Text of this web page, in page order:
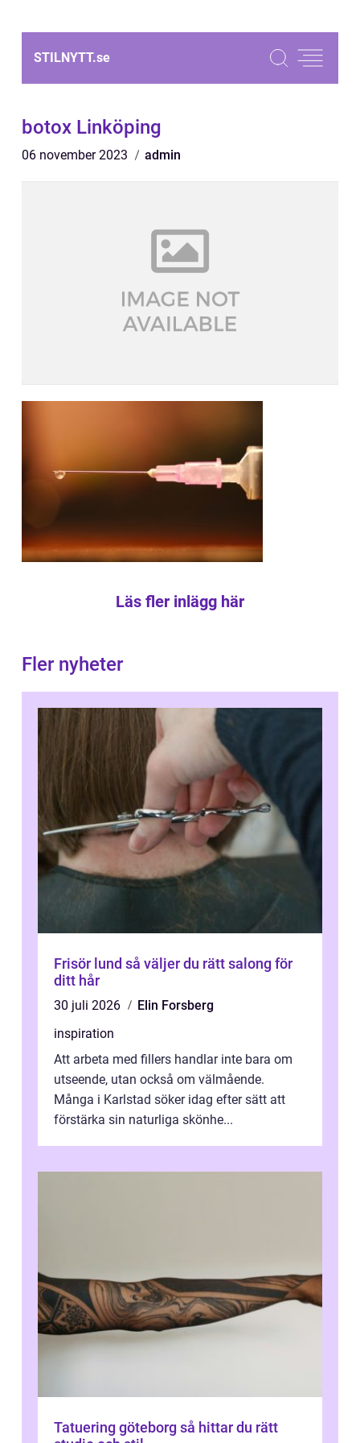
STILNYTT.se
botox Linköping
06 november 2023 admin
Läs fler inlägg här
Fler nyheter
Frisör lund så väljer du rätt salong för
ditt hår
30 juli 2026
Elin Forsberg
inspiration
Att arbeta med fillers handlar inte bara om
utseende, utan också om välmående.
Många i Karlstad söker idag efter sätt att
förstärka sin naturliga skönhe...
Tatuering göteborg så hittar du rätt